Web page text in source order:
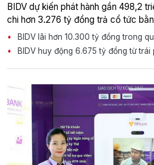
BIDV dự kiến phát hành gần 498,2
chi hơn 3.276 tỷ đồng trả cổ tức
BIDV lãi hơn 10.300 tỷ đồng trong
BIDV huy động 6.675 tỷ đồng từ trái